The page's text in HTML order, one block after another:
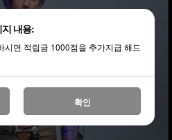
내용:
시면 적립금 1000점을 추가지급 해드
확인